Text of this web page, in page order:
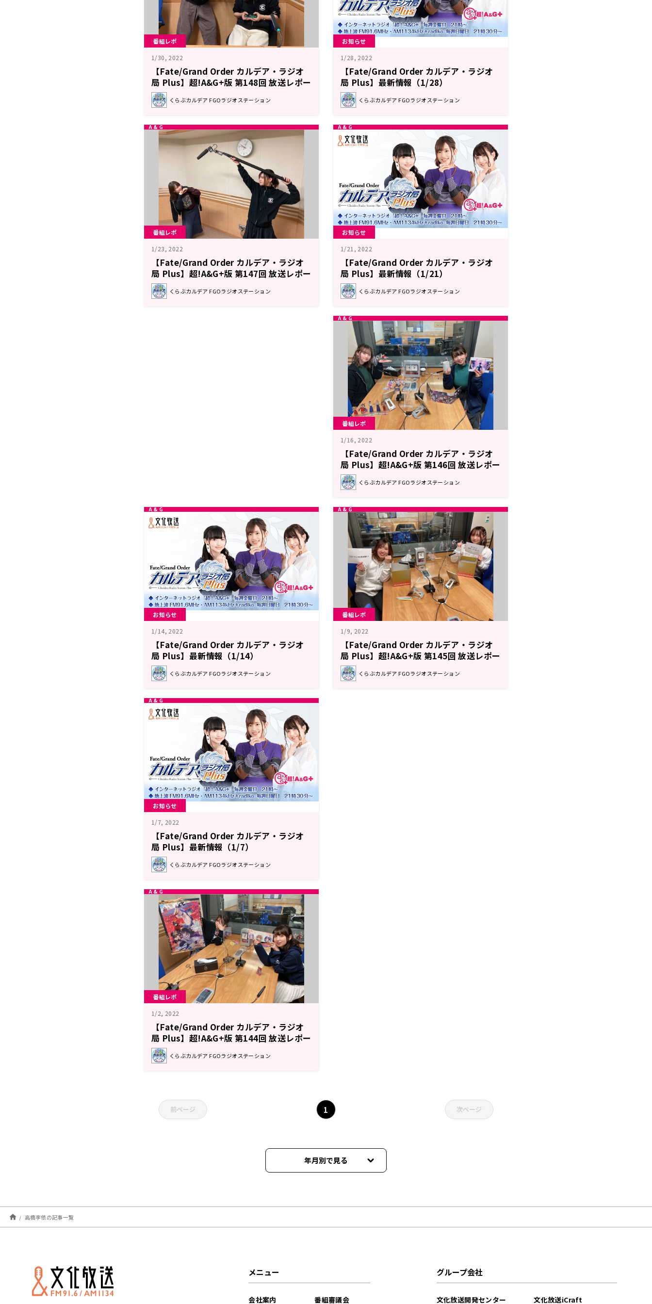
番組レポ
1/30, 2022
【Fate/Grand Order カルデア・ラジオ
局 Plus】超!A&G+版 第148回 放送レポー
ト
くらぶカルデア FGOラジオステーション
お知らせ
1/28, 2022
【Fate/Grand Order カルデア・ラジオ
局 Plus】最新情報（1/28）
くらぶカルデア FGOラジオステーション
番組レポ
1/23, 2022
【Fate/Grand Order カルデア・ラジオ
局 Plus】超!A&G+版 第147回 放送レポー
ト
くらぶカルデア FGOラジオステーション
お知らせ
1/21, 2022
【Fate/Grand Order カルデア・ラジオ
局 Plus】最新情報（1/21）
くらぶカルデア FGOラジオステーション
番組レポ
1/16, 2022
【Fate/Grand Order カルデア・ラジオ
局 Plus】超!A&G+版 第146回 放送レポー
ト
くらぶカルデア FGOラジオステーション
お知らせ
1/14, 2022
【Fate/Grand Order カルデア・ラジオ
局 Plus】最新情報（1/14）
くらぶカルデア FGOラジオステーション
番組レポ
1/9, 2022
【Fate/Grand Order カルデア・ラジオ
局 Plus】超!A&G+版 第145回 放送レポー
ト
くらぶカルデア FGOラジオステーション
お知らせ
1/7, 2022
【Fate/Grand Order カルデア・ラジオ
局 Plus】最新情報（1/7）
くらぶカルデア FGOラジオステーション
番組レポ
1/2, 2022
【Fate/Grand Order カルデア・ラジオ
局 Plus】超!A&G+版 第144回 放送レポー
ト
くらぶカルデア FGOラジオステーション
前ページ 1 次ページ
年月別で見る
2026年04月
高橋李依の記事一覧
メニュー
会社案内 番組審議会
グループ会社
文化放送開発センター 文化放送iCraft